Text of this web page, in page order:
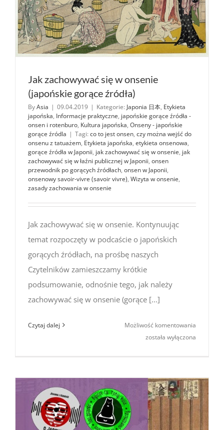
Jak zachowywać się w onsenie
(japońskie gorące źródła)
ByAsia | 09.04.2019 | Kategorie: Japonia 日本, Etykieta
japońska, Informacje praktyczne, japońskie gorące źródła -
onsen i rotenburo, Kultura japońska, Onseny - japońskie
gorące źródla | Tagi: co to jest onsen, czy można wejść do
onsenu z tatuażem, Etykieta japońska, etykieta onsenowa,
gorące źródła w Japonii, jak zachowywać się w onsenie, jak
zachowywać się w łaźni publicznej w Japonii, onsen
przewodnik po gorących źródłach, onsen w Japonii,
onsenowy savoir-vivre (savoir vivre), Wizyta w onsenie,
zasady zachowania w onsenie
Jak zachowywać się w onsenie. Kontynuując
temat rozpoczęty w podcaście o japońskich
gorących źródłach, na prośbę naszych
Czytelników zamieszczamy krótkie
podsumowanie, odnośnie tego, jak należy
zachowywać się w onsenie (gorące [...]
Czytaj dalej Możliwość komentowania
gorące
źródła)
została wyłączona